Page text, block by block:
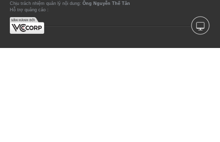
Chịu trách nhiệm quản lý nội dung: Ông Nguyễn Thế Tân
Hỗ trợ quảng cáo :